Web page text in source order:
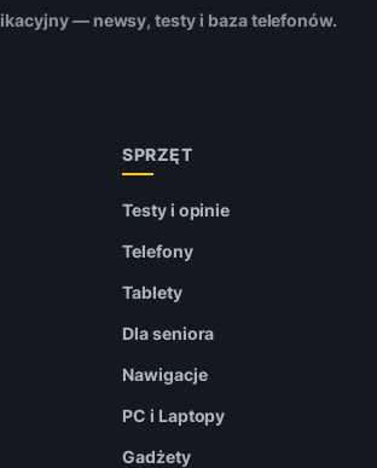
— newsy, testy i baza telefonów.
SPRZĘT
Testy i opinie
Telefony
Tablety
Dla seniora
Nawigacje
PC i Laptopy
Gadżety